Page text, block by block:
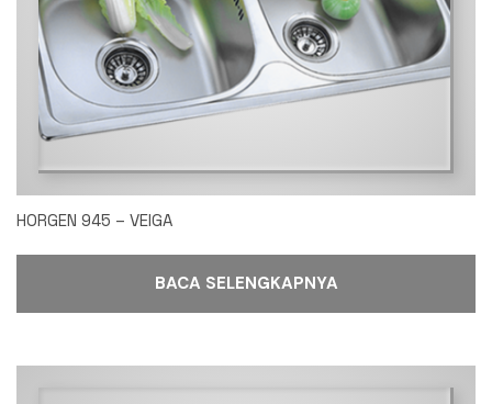
HORGEN 945 – VEIGA
BACA SELENGKAPNYA